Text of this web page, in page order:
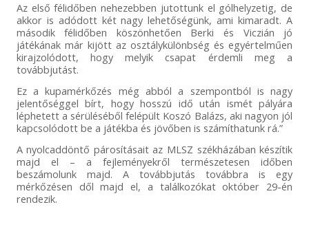
Az első félidőben nehezebben jutottunk el gólhelyzetig, de
akkor is adódott két nagy lehetőségünk, ami kimaradt. A
második félidőben köszönhetően Berki és Viczián jó
játékának már kijött az osztálykülönbség és egyértelműen
kirajzolódott, hogy melyik csapat érdemli meg a
továbbjutást.
Ez a kupamérkőzés még abból a szempontból is nagy
jelentőséggel bírt, hogy hosszú idő után ismét pályára
léphetett a sérüléséből felépült Koszó Balázs, aki nagyon jól
kapcsolódott be a játékba és jövőben is számíthatunk rá.”
A nyolcaddöntő párosításait az MLSZ székházában készítik
majd el – a fejleményekről természetesen időben
beszámolunk majd. A továbbjutás továbbra is egy
mérkőzésen dől majd el, a találkozókat október 29-én
rendezik.